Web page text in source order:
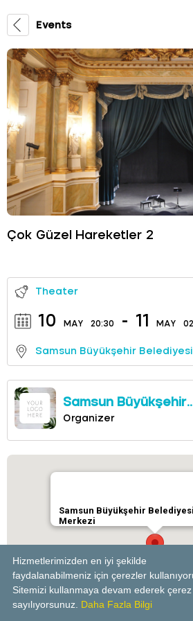
Events
Çok Güzel Hareketler 2
Theater
10 MAY 20:30 - 11 MAY
Samsun Büyükşehir
Samsun Büyükşehir
Belediyesi Sanat
Organizer
Samsun Büyükşehir
Merkezi
powered by
Hizmetlerimizden en iyi şekilde
faydalanabilmeniz için çerezler
Sitemizi kullanmaya devam ederek çerez
sayılıyorsunuz. Daha Fazla Bilgi